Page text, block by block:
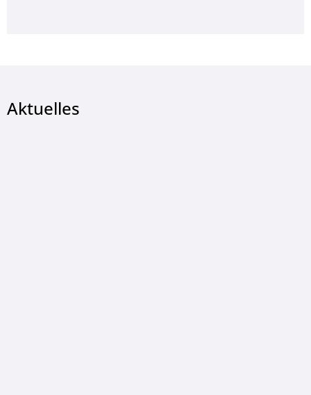
Aktuelles